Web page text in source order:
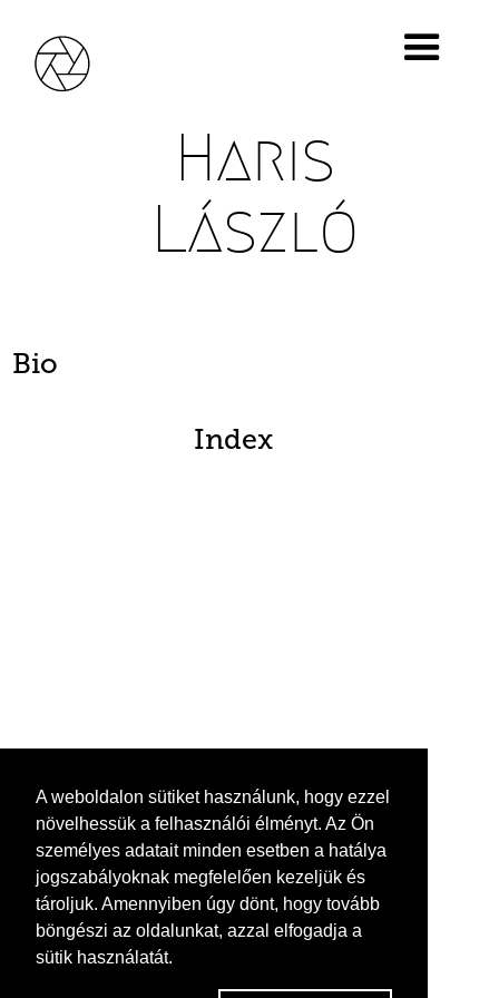
A weboldalon sütiket használunk, hogy ezzel
növelhessük a felhasználói élményt. Az Ön
személyes adatait minden esetben a hatálya
jogszabályoknak megfelelően kezeljük és
tároljuk. Amennyiben úgy dönt, hogy tovább
böngészi az oldalunkat, azzal elfogadja a
sütik használatát.
Haris
László
Bio
Index